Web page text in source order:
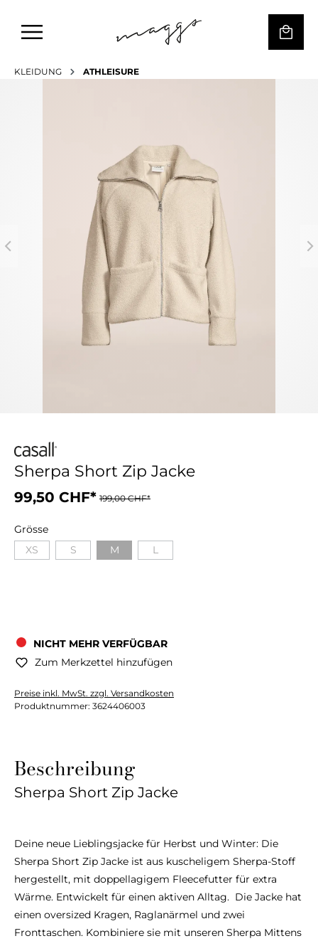
KLEIDUNG ATHLEISURE
Sherpa Short Zip Jacke
99,50 CHF* 199,00 CHF*
Grösse
XS
S M L
NICHT MEHR VERFÜGBAR
Zum Merkzettel hinzufügen
Preise inkl. MwSt. zzgl. Versandkosten
Produktnummer: 3624406003
Beschreibung
Sherpa Short Zip Jacke
Deine neue Lieblingsjacke für Herbst und Winter: Die
Sherpa Short Zip Jacke ist aus kuscheligem Sherpa-Stoff
hergestellt, mit doppellagigem Fleecefutter für extra
Wärme. Entwickelt für einen aktiven Alltag. Die Jacke hat
einen oversized Kragen, Raglanärmel und zwei
Fronttaschen. Kombiniere sie mit unseren Sherpa Mittens